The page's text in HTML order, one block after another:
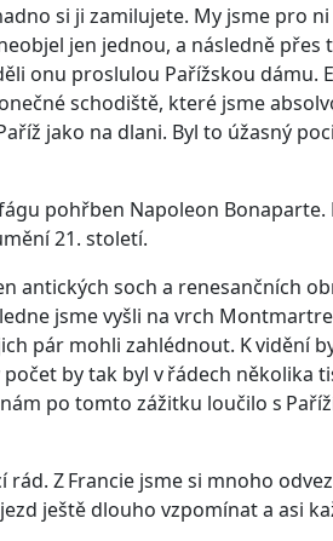
si ji zamilujete. My jsme pro
jen jednou, a následně přes
onu proslulou Pařížskou dámu.
schodiště, které jsme
jako na dlani. Byl to úžasný
pohřben Napoleon Bonaparte.
21. století.
antických soch a renesančních
jsme vyšli na vrch
pár mohli zahlédnout. K vidění
by tak byl v řádech několika
po tomto zážitku loučilo s
Z Francie jsme si mnoho
ještě dlouho vzpomínat a asi